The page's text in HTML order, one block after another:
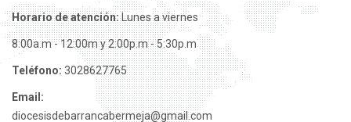
Horario de atención:Lunes a viernes
8:00a.m - 12:00m y 2:00p.m - 5:30p.m
Teléfono: 3028627765
Email:
diocesisdebarrancabermeja@gmail.com